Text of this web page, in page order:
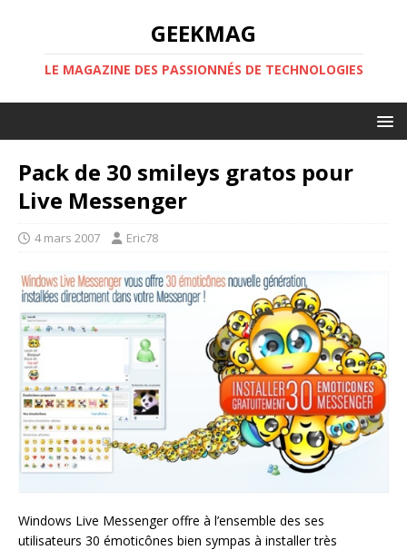
GEEKMAG
LE MAGAZINE DES PASSIONNÉS DE TECHNOLOGIES
Pack de 30 smileys gratos pour
Live Messenger
4 mars 2007 Eric78
Windows Live Messenger offre à l’ensemble des ses
utilisateurs 30 émoticônes bien sympas à installer très